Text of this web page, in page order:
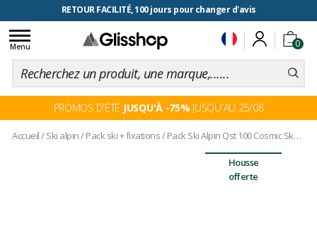
RETOUR FACILITÉ, 100 jours pour changer d'avis
0
Toggle
navigation
Menu
PROMOS D'ÉTÉ JUSQU'À -75% JUSQU'AU 25/08
Accueil/Ski alpin/Pack ski + fixations/Pack Ski Alpin Qst 100 Cosmic Sky + Fix
Housse
offerte